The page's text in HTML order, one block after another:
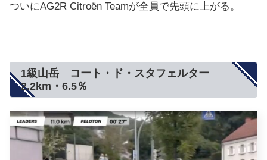
ついにAG2R Citroën Teamが全員で先頭に上がる。
1級山岳 コート・ド・スタフェルター
2.2km・6.5％